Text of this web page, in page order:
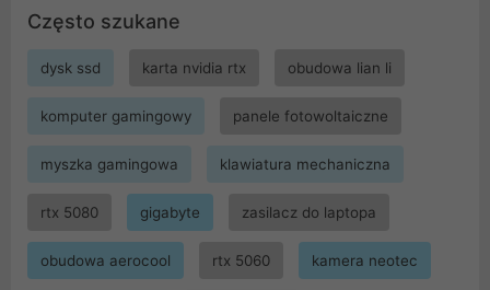
Często szukane
dysk ssd karta nvidia rtx obudowa lian li
komputer gamingowy panele fotowoltaiczne
myszka gamingowa klawiatura mechaniczna
rtx 5080 gigabyte zasilacz do laptopa
obudowa aerocool rtx 5060 kamera neotec